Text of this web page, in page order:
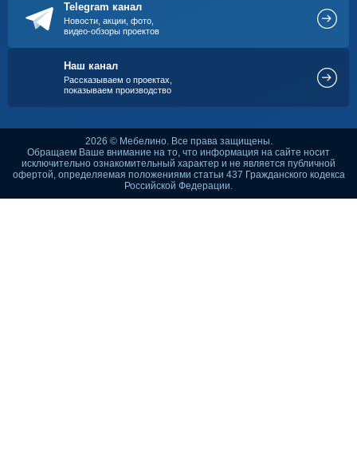
Telegram канал
Новости, акции, фото,
видео-обзоры проектов
Наш канал
Рассказываем о проектах,
показываем производство
2026 © Мебелино. Все права защищены.
Обращаем Ваше внимание на то, что информация на сайте носит
исключительно ознакомительный характер и не является публичной
офертой, определяемая положениями статьи 437 Гражданского кодекса
Российской Федерации.